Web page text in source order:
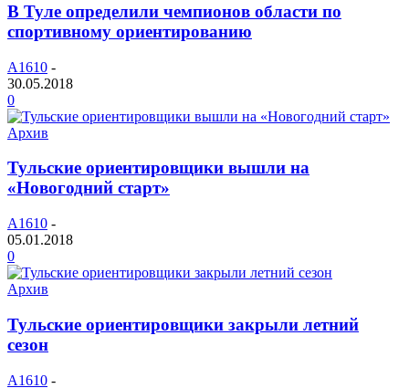
В Туле определили чемпионов области по
спортивному ориентированию
A1610 -
30.05.2018
0
Архив
Тульские ориентировщики вышли на
«Новогодний старт»
A1610 -
05.01.2018
0
Архив
Тульские ориентировщики закрыли летний
сезон
A1610 -